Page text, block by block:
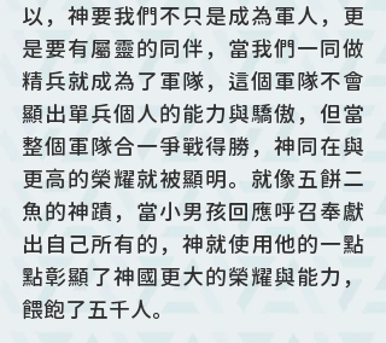
以，神要我們不只是成為軍人，更
是要有屬靈的同伴，當我們一同做
精兵就成為了軍隊，這個軍隊不會
顯出單兵個人的能力與驕傲，但當
整個軍隊合一爭戰得勝，神同在與
更高的榮耀就被顯明。就像五餅二
魚的神蹟，當小男孩回應呼召奉獻
出自己所有的，神就使用他的一點
點彰顯了神國更大的榮耀與能力，
餵飽了五千人。